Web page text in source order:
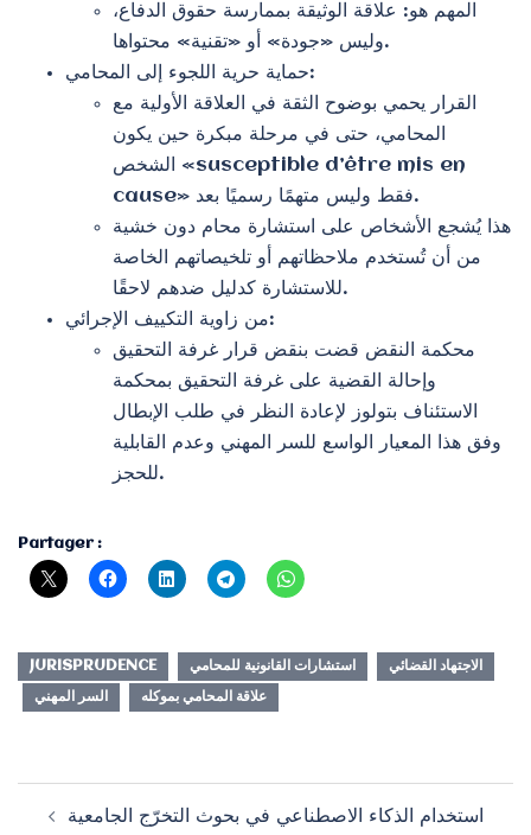
المهم هو: علاقة الوثيقة بممارسة حقوق الدفاع،
وليس «جودة» أو «تقنية» محتواها.
حماية حرية اللجوء إلى المحامي:
القرار يحمي بوضوح الثقة في العلاقة الأولية مع
المحامي، حتى في مرحلة مبكرة حين يكون
الشخص «susceptible d’être mis en
cause» فقط وليس متهمًا رسميًا بعد.
هذا يُشجع الأشخاص على استشارة محام دون خشية
من أن تُستخدم ملاحظاتهم أو تلخيصاتهم الخاصة
للاستشارة كدليل ضدهم لاحقًا.
من زاوية التكييف الإجرائي:
محكمة النقض قضت بنقض قرار غرفة التحقيق
وإحالة القضية على غرفة التحقيق بمحكمة
الاستئناف بتولوز لإعادة النظر في طلب الإبطال
وفق هذا المعيار الواسع للسر المهني وعدم القابلية
للحجز.
Partager :
JURISPRUDENCE استشارات القانونية للمحامي
الاجتهاد القضائي
السر المهني
علاقة المحامي بموكله
استخدام الذكاء الاصطناعي في بحوث التخرّج الجامعية